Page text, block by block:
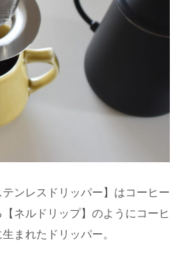
ンレスドリッパー】はコーヒー
ネルドリップ】のようにコーヒ
まれたドリッパー。